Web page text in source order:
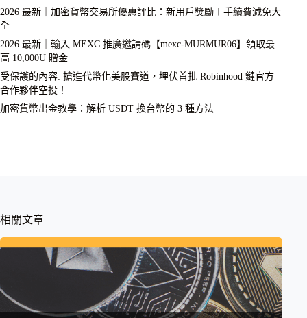
2026 最新｜加密貨幣交易所優惠評比：新用戶獎勵＋手續費減免大
全
2026 最新｜輸入 MEXC 推廣邀請碼【mexc-MURMUR06】領取最
高 10,000U 贈金
受保護的內容: 搶進代幣化美股賽道，埋伏首批 Robinhood 鏈官方
合作夥伴空投！
加密貨幣出金教學：解析 USDT 換台幣的 3 種方法
相關文章